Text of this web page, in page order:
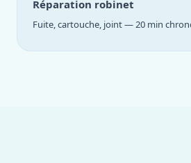
Réparation robinet
Fuite, cartouche, joint — 20 min